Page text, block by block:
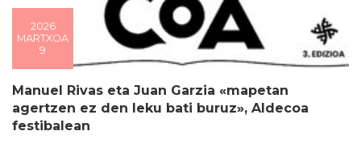
2026
MARTXOA
9
Manuel Rivas eta Juan Garzia «mapetan
agertzen ez den leku bati buruz», Aldecoa
festibalean